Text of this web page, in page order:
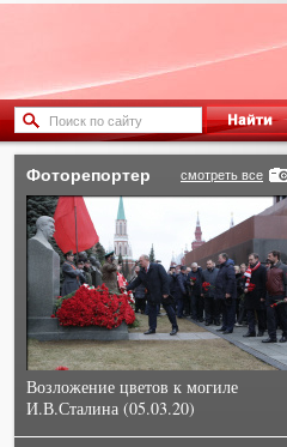
смотреть все
Фоторепортер
Возложение цветов к могиле
И.В.Сталина (05.03.20)